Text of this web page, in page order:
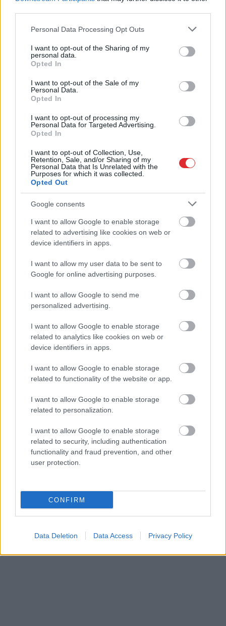
Please note that this website/app uses one or more Google
not limited to your visit or usage behaviour. You may click to
grant or deny consent to Google and its third-party tags to
use your data for below specified purposes in below Google
consent section.
Personal Data Processing Opt Outs
I want to opt-out of the Sharing of my
personal data.
Opted In
I want to opt-out of the Sale of my
Personal Data.
Opted In
I want to opt-out of processing my
Personal Data for Targeted Advertising.
Opted In
I want to opt-out of Collection, Use,
Retention, Sale, and/or Sharing of my
Personal Data that Is Unrelated with the
Purposes for which it was collected.
Opted Out
Google consents
I want to allow Google to enable storage
related to advertising like cookies on web or
device identifiers in apps.
I want to allow my user data to be sent to
Google for online advertising purposes.
I want to allow Google to send me
personalized advertising.
I want to allow Google to enable storage
related to analytics like cookies on web or
device identifiers in apps.
I want to allow Google to enable storage
related to functionality of the website or app.
I want to allow Google to enable storage
related to personalization.
I want to allow Google to enable storage
related to security, including authentication
functionality and fraud prevention, and other
user protection.
CONFIRM
Data Deletion Data Access Privacy Policy
Vispirms iemidzināja
Prokuratūra atklāj
jaunas detaļas par
mēģinājumu Mārupē
“Izlīda ārā velniņš” –
visai neveikls kašķis ar
Acīmredzamaspazīmes,
kas liecina, ka kāds ir
ugunīgs gultā – cilvēku
interesantākie novērojumi
varēs atvadīties no
Denali kalnā
Pučekas
veselību var rūpēties
iekļaut ēdienkartē
Atcelt Ziņot